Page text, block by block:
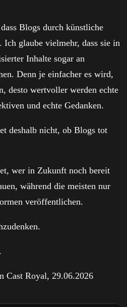
Blogs durch künstliche
Ich glaube vielmehr, dass sie in
Inhalte sogar an
Denn je einfacher es wird,
desto wertvoller werden echte
und echte Gedanken.
deshalb nicht, ob Blogs tot
wer in Zukunft noch bereit
während die meisten nur
veröffentlichen.
Cast Royal, 29.06.2026